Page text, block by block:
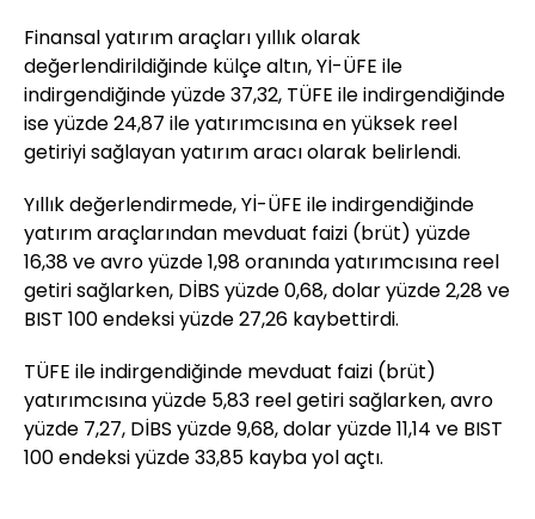
Finansal yatırım araçları yıllık olarak
değerlendirildiğinde külçe altın, Yİ-ÜFE ile
indirgendiğinde yüzde 37,32, TÜFE ile indirgendiğinde
ise yüzde 24,87 ile yatırımcısına en yüksek reel
getiriyi sağlayan yatırım aracı olarak belirlendi.
Yıllık değerlendirmede, Yİ-ÜFE ile indirgendiğinde
yatırım araçlarından mevduat faizi (brüt) yüzde
16,38 ve avro yüzde 1,98 oranında yatırımcısına reel
getiri sağlarken, DİBS yüzde 0,68, dolar yüzde 2,28 ve
BIST 100 endeksi yüzde 27,26 kaybettirdi.
TÜFE ile indirgendiğinde mevduat faizi (brüt)
yatırımcısına yüzde 5,83 reel getiri sağlarken, avro
yüzde 7,27, DİBS yüzde 9,68, dolar yüzde 11,14 ve BIST
100 endeksi yüzde 33,85 kayba yol açtı.